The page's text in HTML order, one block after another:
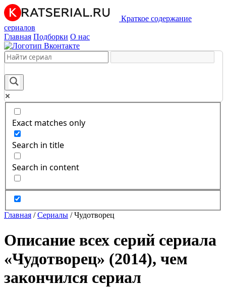
Краткое содержание
сериалов
Главная Подборки О нас
Exact matches only
Search in title
Search in content
Главная /Сериалы /Чудотворец
Описание всех серий сериала
«Чудотворец» (2014), чем
закончился сериал